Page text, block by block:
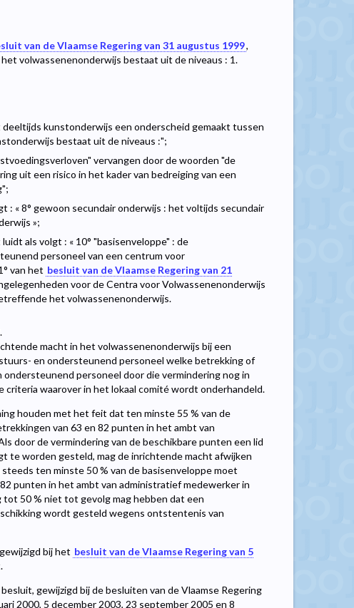
van de Vlaamse Regering van 31 augustus 1999,
volwassenenonderwijs bestaat uit de niveaus : 1.
kunstonderwijs een onderscheid gemaakt tussen
bestaat uit de niveaus :";
vervangen door de woorden "de
uit een risico in het kader van bedreiging van een
: « 8° gewoon secundair onderwijs : het voltijds secundair
»;
als volgt : « 10° "basisenveloppe" : de
personeel van een centrum voor
van het besluit van de Vlaamse Regering van 21
voor de Centra voor Volwassenenonderwijs
het volwassenenonderwijs.
macht in het volwassenenonderwijs bij een
en ondersteunend personeel welke betrekking of
personeel door die vermindering nog in
criteria waarover in het lokaal comité wordt onderhandeld.
houden met het feit dat ten minste 55 % van de
van 63 en 82 punten in het ambt van
door de vermindering van de beschikbare punten een lid
te worden gesteld, mag de inrichtende macht afwijken
ten minste 50 % van de basisenveloppe moet
punten in het ambt van administratief medewerker in
50 % niet tot gevolg mag hebben dat een
wordt gesteld wegens ontstentenis van
bij het besluit van de Vlaamse Regering van 5
gewijzigd bij de besluiten van de Vlaamse Regering
2000, 5 december 2003, 23 september 2005 en 8